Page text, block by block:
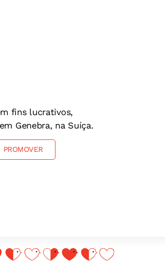
fins lucrativos,
Genebra, na Suíça.
PROMOVER